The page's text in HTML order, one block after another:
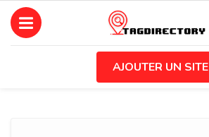
AJOUTER UN SITE